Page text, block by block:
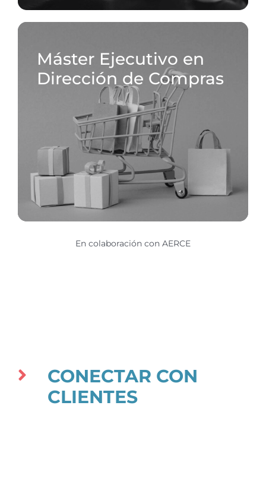
Máster Ejecutivo en
Dirección de Compras
En colaboración con AERCE
CONECTAR CON
CLIENTES